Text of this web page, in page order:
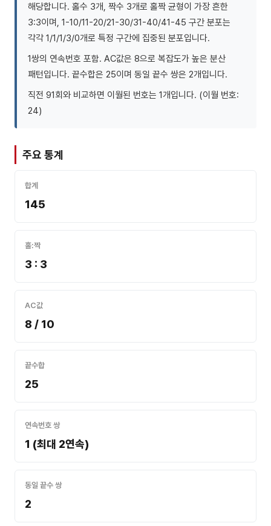
해당합니다. 홀수 3개, 짝수 3개로 홀짝 균형이 가장 흔한
3:3이며, 1-10/11-20/21-30/31-40/41-45 구간 분포는
각각 1/1/1/3/0개로 특정 구간에 집중된 분포입니다.
1쌍의 연속번호 포함. AC값은 8으로 복잡도가 높은 분산
패턴입니다. 끝수합은 25이며 동일 끝수 쌍은 2개입니다.
직전 91회와 비교하면 이월된 번호는 1개입니다. (이월 번호:
24)
주요 통계
합계
145
홀:짝
3 : 3
AC값
8 / 10
끝수합
25
연속번호 쌍
1 (최대 2연속)
동일 끝수 쌍
2